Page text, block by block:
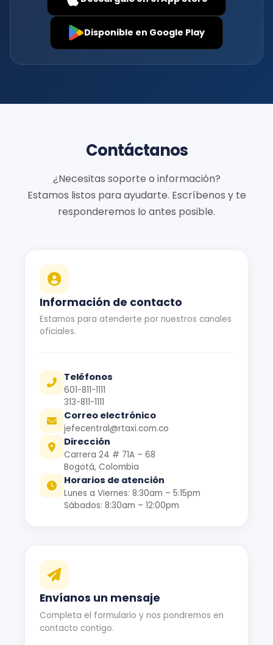
Disponible en Google Play
Contáctanos
¿Necesitas soporte o información?
Estamos listos para ayudarte. Escríbenos y te
responderemos lo antes posible.
Información de contacto
Estamos para atenderte por nuestros canales
oficiales.
Teléfonos
601-811-1111
313-811-1111
Correo electrónico
jefecentral@rtaxi.com.co
Dirección
Carrera 24 # 71A – 68
Bogotá, Colombia
Horarios de atención
Lunes a Viernes: 8:30am – 5:15pm
Sábados: 8:30am – 12:00pm
Envíanos un mensaje
Completa el formulario y nos pondremos en
contacto contigo.